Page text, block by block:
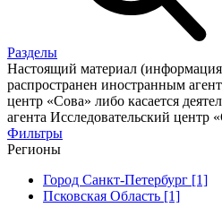
Разделы
Настоящий материал
распространен иностранным
центр «Сова» либо касается
агента Исследовательский центр
Фильтры
Регионы
Город Санкт-Петербург [1]
Псковская Область [1]